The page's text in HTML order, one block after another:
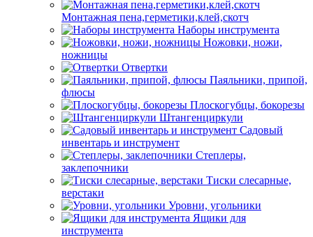
Монтажная пена,герметики,клей,скотч
Наборы инструмента
Ножовки, ножи,
ножницы
Отвертки
Паяльники, припой,
флюсы
Плоскогубцы, бокорезы
Штангенциркули
Садовый
инвентарь и инструмент
Степлеры,
заклепочники
Тиски слесарные,
верстаки
Уровни, угольники
Ящики для
инструмента